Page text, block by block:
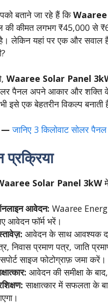
बताने जा रहे हैं कि
की कीमत लगभग ₹45,000 से
लेकिन यहां पर एक और सवाल
Waaree Solar Panel
पैनल अपने आकार और शक्ति
भी इसे एक बेहतरीन विकल्प बनाती
—जानिए 3 किलोवाट सोलर
Solar Panel 3kW
आवेदन: Waaree
आवेदन फॉर्म भरें।
आवेदन के साथ आवश्यक
निवास प्रमाण पत्र, जाति
साइज फोटोग्राफ़ जमा करें।
आवेदन की समीक्षा के
साक्षात्कार में सफलता के